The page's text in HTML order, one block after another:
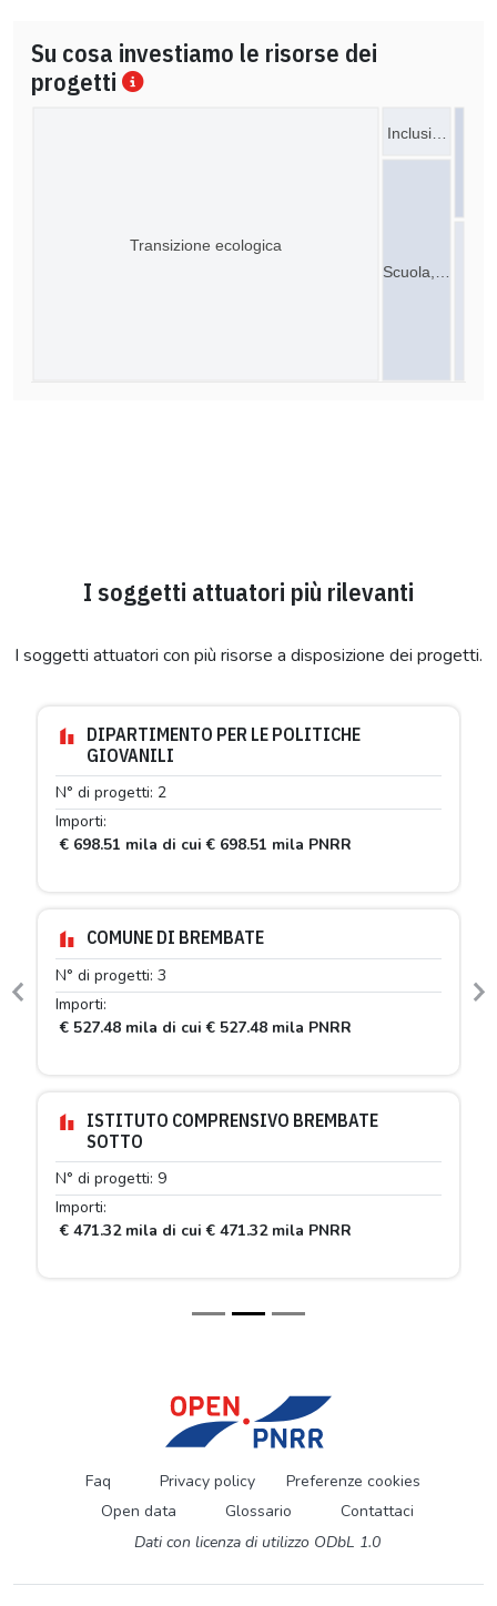
Su cosa investiamo le risorse dei
progetti
Scuola,…
Inclusi…
Transizione ecologica
I soggetti attuatori più rilevanti
I soggetti attuatori con più risorse a disposizione dei progetti.
DIPARTIMENTO PER LE POLITICHE
GIOVANILI
N° di progetti: 2
Importi:
€ 698.51 mila di cui € 698.51 mila PNRR
COMUNE DI BREMBATE
N° di progetti: 3
Importi:
€ 527.48 mila di cui € 527.48 mila PNRR
ISTITUTO COMPRENSIVO BREMBATE
SOTTO
N° di progetti: 9
Importi:
€ 471.32 mila di cui € 471.32 mila PNRR
Previous
Faq Privacy policy
Preferenze cookies
Open data
Glossario
Contattaci
Dati con licenza di utilizzo ODbL 1.0